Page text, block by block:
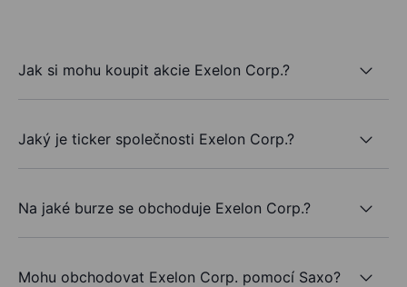
Jak si mohu koupit akcie Exelon Corp.?
Jaký je ticker společnosti Exelon Corp.?
Na jaké burze se obchoduje Exelon Corp.?
Mohu obchodovat Exelon Corp. pomocí Saxo?